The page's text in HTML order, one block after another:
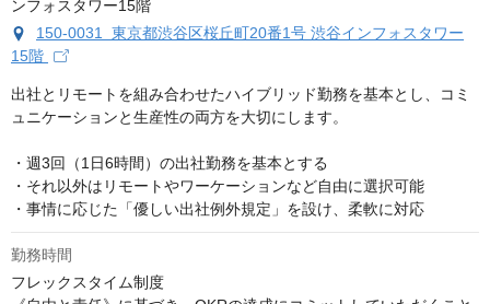
150-0031 東京都渋谷区桜丘町20番1号 渋谷インフォスタワー
15階
出社とリモートを組み合わせたハイブリッド勤務を基本とし、コミ
ュニケーションと生産性の両方を大切にします。
・週3回（1日6時間）の出社勤務を基本とする
・それ以外はリモートやワーケーションなど自由に選択可能
・事情に応じた「優しい出社例外規定」を設け、柔軟に対応
勤務時間
フレックスタイム制度